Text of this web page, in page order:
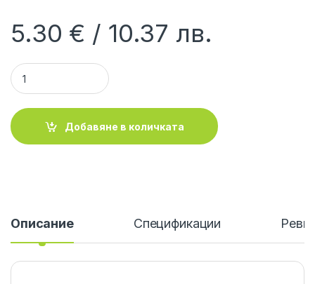
5.30 € 10.37 лв.
MANHATTAN 450041 :: Калъф за iPad, Slip-Fit, снежно бял
Добавяне в количката
Описание Спецификации